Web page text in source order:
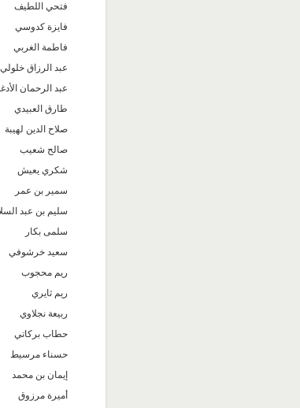
فتحي اللطيف
فايزة كدوسي
فاطمة الغربي
عبد الرزاق خلولي
عبد الرحمان
طارق العبيدي
صلاح الدين لهيبة
صالح شعيب
شكري يعيش
سمير بن عمر
سليم بن عبد
سلمى بكار
سعيد خرشوفي
ريم محجوب
ريم ثايري
ربيعة نجلاوي
حطاب بركاتي
حسناء مرسيط
إيمان بن محمد
أميرة مرزوق